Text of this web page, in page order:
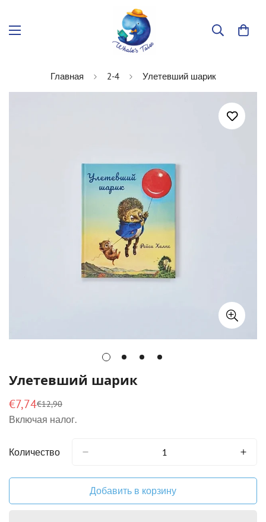
Главная 2-4 Улетевший шарик
Улетевший шарик
Цена
продажи
€7,74
Обычная
цена
€12,90
Включая налог.
Количество
Добавить в корзину